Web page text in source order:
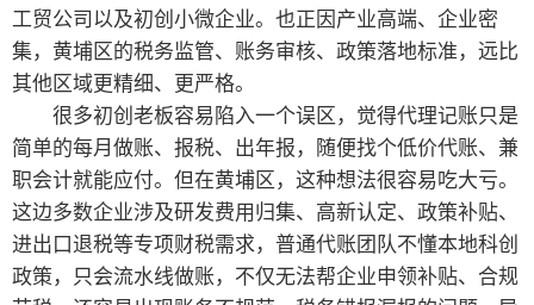
工贸公司以及初创小微企业。也正因产业高端、企业密
集，黄埔区的税务监管、账务审核、政策落地标准，远比
其他区域更精细、更严格。
很多初创老板容易陷入一个误区，觉得代理记账只是
简单的每月做账、报税、出年报，随便找个低价代账、兼
职会计就能应付。但在黄埔区，这种想法很容易吃大亏。
这边多数企业涉及研发费用归集、高新认定、政策补贴、
进出口退税等专项财税需求，普通代账团队不懂本地科创
政策，只会流水线做账，不仅无法帮企业申领补贴、合规